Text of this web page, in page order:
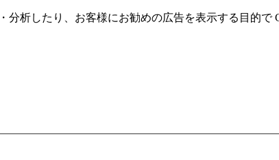
析したり、お客様にお勧めの広告を表⽰する⽬的で